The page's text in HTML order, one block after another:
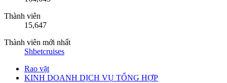
Thành viên
15,647
Thành viên mới nhất
Shbetcruises
Rao vặt
KINH DOANH DỊCH VỤ TỔNG HỢP